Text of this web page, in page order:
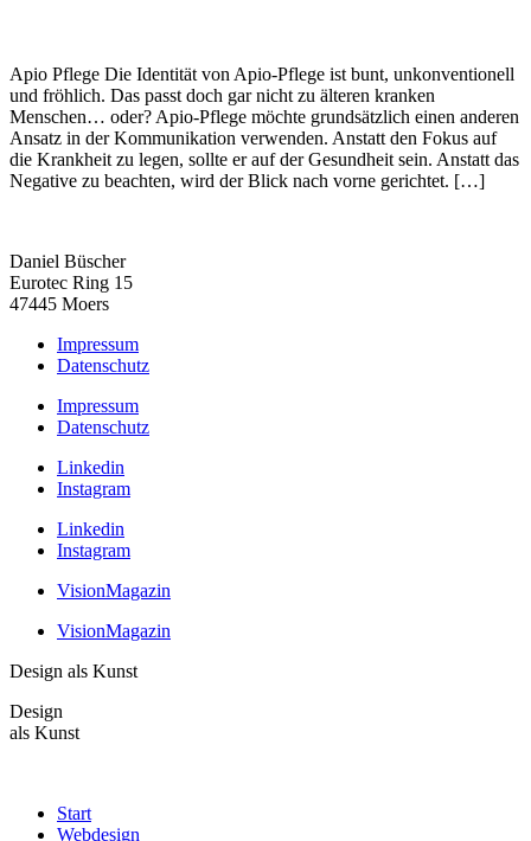
Apio Pflege Die Identität von Apio-Pflege ist bunt, unkonventionell
und fröhlich. Das passt doch gar nicht zu älteren kranken
Menschen… oder? Apio-Pflege möchte grundsätzlich einen anderen
Ansatz in der Kommunikation verwenden. Anstatt den Fokus auf
die Krankheit zu legen, sollte er auf der Gesundheit sein. Anstatt das
Negative zu beachten, wird der Blick nach vorne gerichtet. […]
Daniel Büscher
Eurotec Ring 15
47445 Moers
Impressum
Datenschutz
Impressum
Datenschutz
Linkedin
Instagram
Linkedin
Instagram
VisionMagazin
VisionMagazin
Design als Kunst
Design
als Kunst
Start
Webdesign